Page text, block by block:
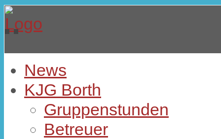
News
KJG Borth
Gruppenstunden
Betreuer